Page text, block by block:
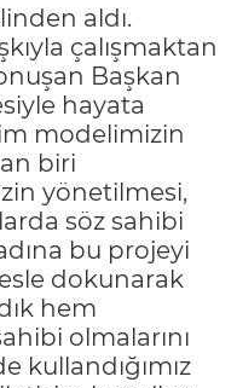
aldı.
çalışmaktan
Başkan
hayata
modelimizin
biri
yönetilmesi,
söz sahibi
bu projeyi
dokunarak
hem
olmalarını
kullandığımız